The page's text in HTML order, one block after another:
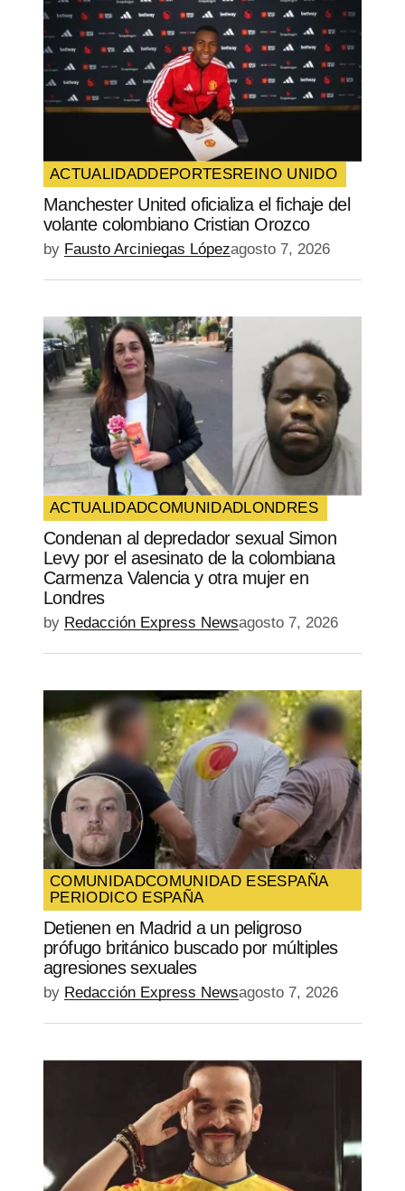
Your Name*
Your E-mail
Guarda mi nombre, correo electrónico y
web en este navegador para la próxima
vez que comente.
SUBMIT COMMENT
ACTUALIDADDEPORTESREINO UNIDO
Manchester United oficializa el fichaje del
volante colombiano Cristian Orozco
by Fausto Arciniegas Lópezagosto 7, 2026
ACTUALIDADCOMUNIDADLONDRES
Condenan al depredador sexual Simon
Levy por el asesinato de la colombiana
Carmenza Valencia y otra mujer en
Londres
by Redacción Express Newsagosto 7, 2026
COMUNIDADCOMUNIDAD ESESPAÑA
PERIODICO ESPAÑA
Detienen en Madrid a un peligroso
prófugo británico buscado por múltiples
agresiones sexuales
by Redacción Express Newsagosto 7, 2026